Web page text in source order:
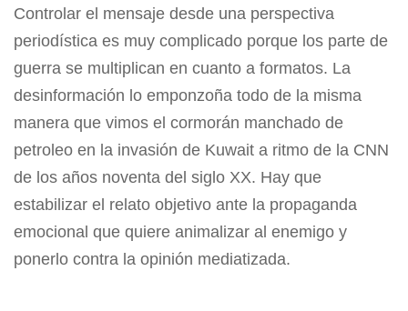
Controlar el mensaje desde una perspectiva
periodística es muy complicado porque los parte de
guerra se multiplican en cuanto a formatos. La
desinformación lo emponzoña todo de la misma
manera que vimos el cormorán manchado de
petroleo en la invasión de Kuwait a ritmo de la CNN
de los años noventa del siglo XX. Hay que
estabilizar el relato objetivo ante la propaganda
emocional que quiere animalizar al enemigo y
ponerlo contra la opinión mediatizada.